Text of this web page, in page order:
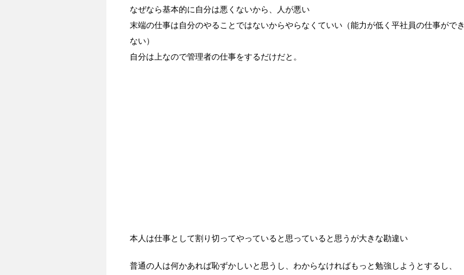
なぜなら基本的に自分は悪くないから、人が悪い
末端の仕事は自分のやることではないからやらなくていい（能力が低く平社員の仕事ができ
ない）
自分は上なので管理者の仕事をするだけだと。
本人は仕事として割り切ってやっていると思っていると思うが大きな勘違い
普通の人は何かあれば恥ずかしいと思うし、わからなければもっと勉強しようとするし、